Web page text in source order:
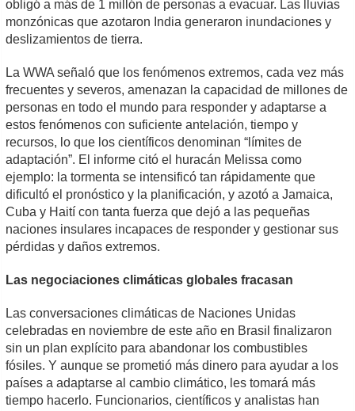
obligó a más de 1 millón de personas a evacuar. Las lluvias
monzónicas que azotaron India generaron inundaciones y
deslizamientos de tierra.
La WWA señaló que los fenómenos extremos, cada vez más
frecuentes y severos, amenazan la capacidad de millones de
personas en todo el mundo para responder y adaptarse a
estos fenómenos con suficiente antelación, tiempo y
recursos, lo que los científicos denominan “límites de
adaptación”. El informe citó el huracán Melissa como
ejemplo: la tormenta se intensificó tan rápidamente que
dificultó el pronóstico y la planificación, y azotó a Jamaica,
Cuba y Haití con tanta fuerza que dejó a las pequeñas
naciones insulares incapaces de responder y gestionar sus
pérdidas y daños extremos.
Las negociaciones climáticas globales fracasan
Las conversaciones climáticas de Naciones Unidas
celebradas en noviembre de este año en Brasil finalizaron
sin un plan explícito para abandonar los combustibles
fósiles. Y aunque se prometió más dinero para ayudar a los
países a adaptarse al cambio climático, les tomará más
tiempo hacerlo. Funcionarios, científicos y analistas han